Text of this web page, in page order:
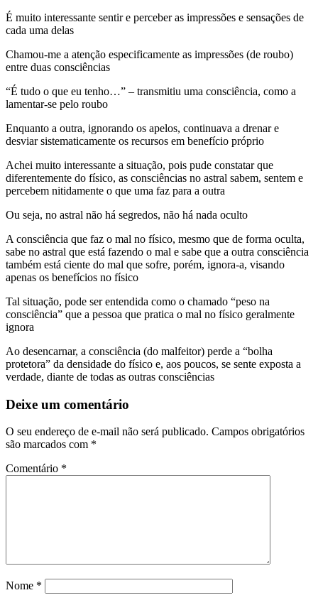
É muito interessante sentir e perceber as impressões e sensações de
cada uma delas
Chamou-me a atenção especificamente as impressões (de roubo)
entre duas consciências
“É tudo o que eu tenho…” – transmitiu uma consciência, como a
lamentar-se pelo roubo
Enquanto a outra, ignorando os apelos, continuava a drenar e
desviar sistematicamente os recursos em benefício próprio
Achei muito interessante a situação, pois pude constatar que
diferentemente do físico, as consciências no astral sabem, sentem e
percebem nitidamente o que uma faz para a outra
Ou seja, no astral não há segredos, não há nada oculto
A consciência que faz o mal no físico, mesmo que de forma oculta,
sabe no astral que está fazendo o mal e sabe que a outra consciência
também está ciente do mal que sofre, porém, ignora-a, visando
apenas os benefícios no físico
Tal situação, pode ser entendida como o chamado “peso na
consciência” que a pessoa que pratica o mal no físico geralmente
ignora
Ao desencarnar, a consciência (do malfeitor) perde a “bolha
protetora” da densidade do físico e, aos poucos, se sente exposta a
verdade, diante de todas as outras consciências
Deixe um comentário
O seu endereço de e-mail não será publicado. Campos obrigatórios
são marcados com *
Comentário *
Nome *